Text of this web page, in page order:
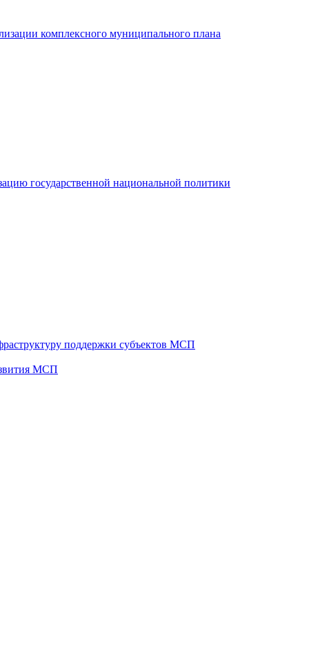
комплексного муниципального плана
государственной национальной политики
поддержки субъектов МСП
МСП